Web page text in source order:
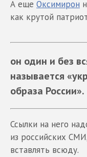
А еще Оксимирон
как крутой
он один и без
называется
образа России».
Ссылки на него
из российских
вставлять всюду.